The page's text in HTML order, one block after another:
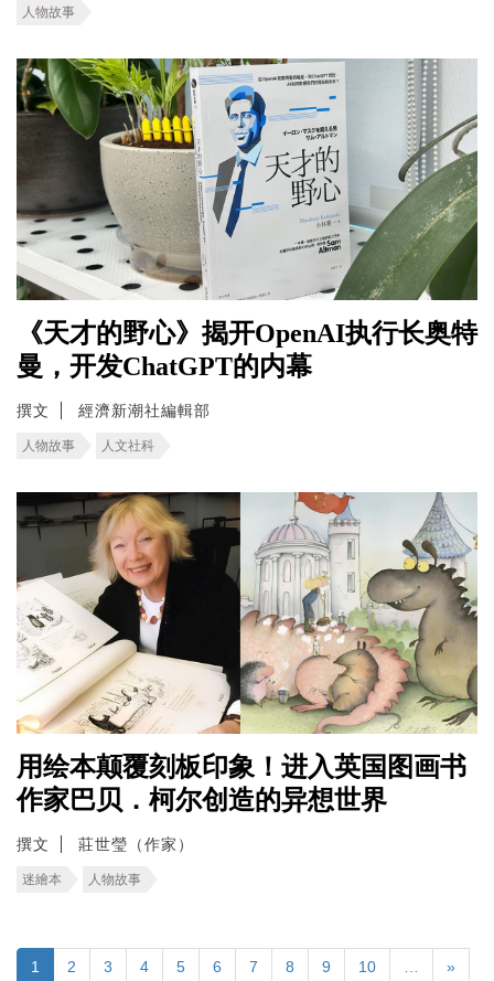
人物故事
《天才的野心》揭开OpenAI执行长奥特
曼，开发ChatGPT的内幕
撰文 經濟新潮社編輯部
人物故事 人文社科
用绘本颠覆刻板印象！进入英国图画书
作家巴贝．柯尔创造的异想世界
撰文 莊世瑩（作家）
迷繪本 人物故事
1 2 3 4 5 6 7 8 9 10 »